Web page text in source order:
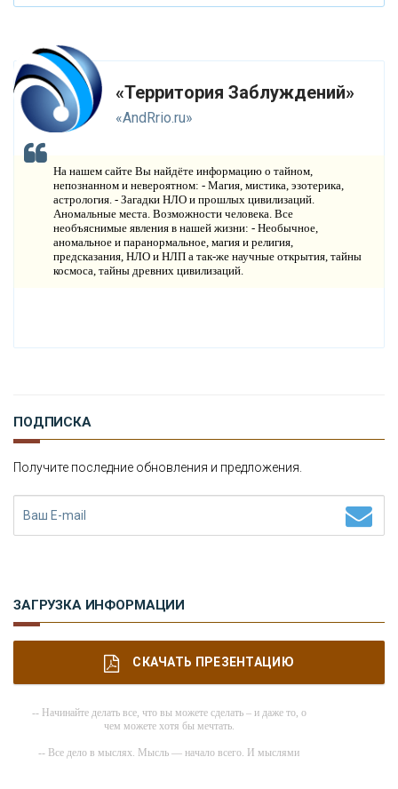
ИСТОРИЯ ОБО ВСЕМ НА СВЕТЕ
КОМПАНИИ
Н
ОНТАКТЫ
«Территория Заблуждений»
«AndRrio.ru»
На нашем сайте Вы найдёте информацию о тайном,
непознанном и невероятном: - Магия, мистика, эзотерика,
астрология. - Загадки НЛО и прошлых цивилизаций.
Аномальные места. Возможности человека. Все
необъяснимые явления в нашей жизни: - Необычное,
аномальное и паранормальное, магия и религия,
предсказания, НЛО и НЛП а так-же научные открытия, тайны
космоса, тайны древних цивилизаций.
ПОДПИСКА
Получите последние обновления и предложения.
ЗАГРУЗКА ИНФОРМАЦИИ
СКАЧАТЬ ПРЕЗЕНТАЦИЮ
-- Начинайте делать все, что вы можете сделать – и даже то, о
чем можете хотя бы мечтать.
-- Все дело в мыслях. Мысль — начало всего. И мыслями